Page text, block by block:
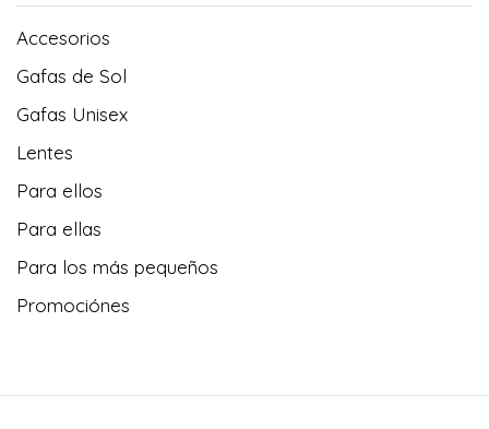
Accesorios
Gafas de Sol
Gafas Unisex
Lentes
Para ellos
Para ellas
Para los más pequeños
Promociónes